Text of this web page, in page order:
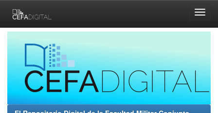
navigation